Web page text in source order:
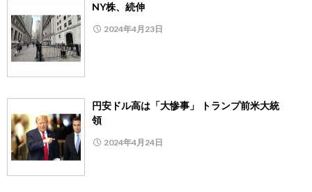
NY株、続伸
2024年4月23日
円安ドル高は「大惨事」 トランプ前米大統
領
2024年4月24日